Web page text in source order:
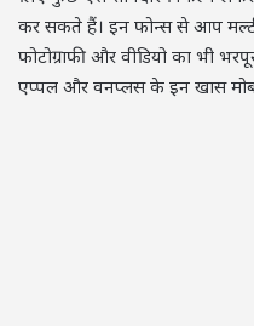
कर सकते हैं। इन फोन्स से आप
फोटोग्राफी और वीडियो का भी
एप्पल और वनप्लस के इन खास